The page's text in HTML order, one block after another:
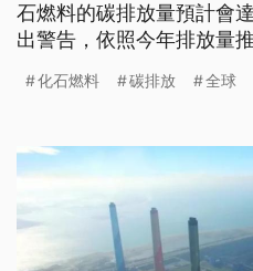
石燃料的碳排放量預計會
出警告，依照今年排放量
氏1.5度以內。
化石燃料 碳排放 全球